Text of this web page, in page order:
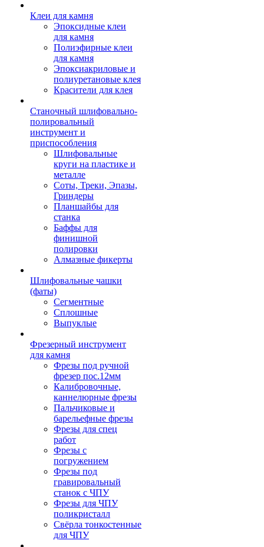
Клеи для камня
Эпоксидные клеи
для камня
Полиэфирные клеи
для камня
Эпоксиакриловые и
полиуретановые клея
Красители для клея
Станочный шлифовально-
полировальный
инструмент и
приспособления
Шлифовальные
круги на пластике и
металле
Соты, Треки, Эпазы,
Гриндеры
Планшайбы для
станка
Баффы для
финишной
полировки
Алмазные фикерты
Шлифовальные чашки
(фаты)
Сегментные
Сплошные
Выпуклые
Фрезерный инструмент
для камня
Фрезы под ручной
фрезер пос.12мм
Калибровочные,
каннелюрные фрезы
Пальчиковые и
барельефные фрезы
Фрезы для спец
работ
Фрезы с
погружением
Фрезы под
гравировальный
станок с ЧПУ
Фрезы для ЧПУ
поликристалл
Свёрла тонкостенные
для ЧПУ